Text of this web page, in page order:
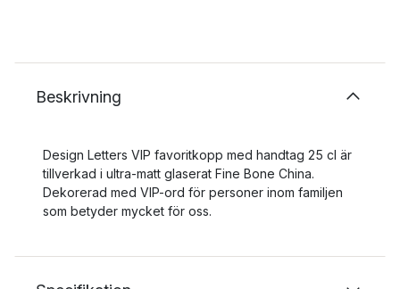
Beskrivning
Design Letters VIP favoritkopp med handtag 25 cl är
tillverkad i ultra-matt glaserat Fine Bone China.
Dekorerad med VIP-ord för personer inom familjen
som betyder mycket för oss.